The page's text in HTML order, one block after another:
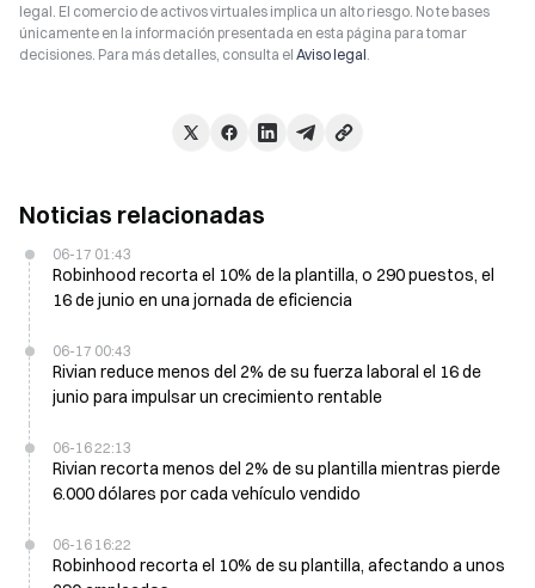
legal. El comercio de activos virtuales implica un alto riesgo. No te bases
únicamente en la información presentada en esta página para tomar
decisiones. Para más detalles, consulta el Aviso legal.
Noticias relacionadas
06-17 01:43
Robinhood recorta el 10% de la plantilla, o 290 puestos, el
16 de junio en una jornada de eficiencia
06-17 00:43
Rivian reduce menos del 2% de su fuerza laboral el 16 de
junio para impulsar un crecimiento rentable
06-16 22:13
Rivian recorta menos del 2% de su plantilla mientras pierde
6.000 dólares por cada vehículo vendido
06-16 16:22
Robinhood recorta el 10% de su plantilla, afectando a unos